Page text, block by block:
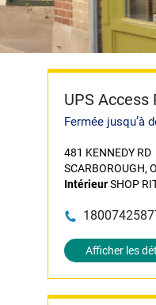
UPS
Fermée jusqu’à
481 KENNEDY RD
SCARBOROUGH,
IntérieurSHOP
Afficher les